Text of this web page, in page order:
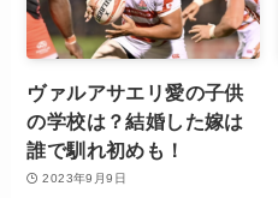
ヴァルアサエリ愛の子供
の学校は？結婚した嫁は
誰で馴れ初めも！
2023年9月9日